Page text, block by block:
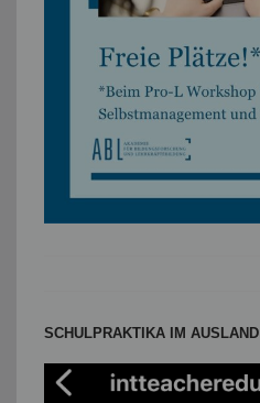
SCHULPRAKTIKA IM AUSLAND